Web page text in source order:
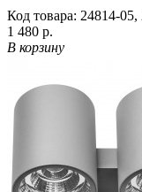
Код товара: 24814-05,
1 480 р.
В корзину